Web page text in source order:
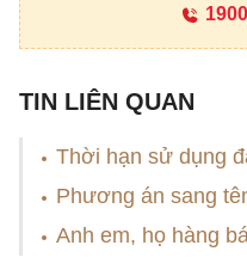
TIN LIÊN QUAN
Thời hạn sử dụng
Phương án sang
Anh em, họ hàng